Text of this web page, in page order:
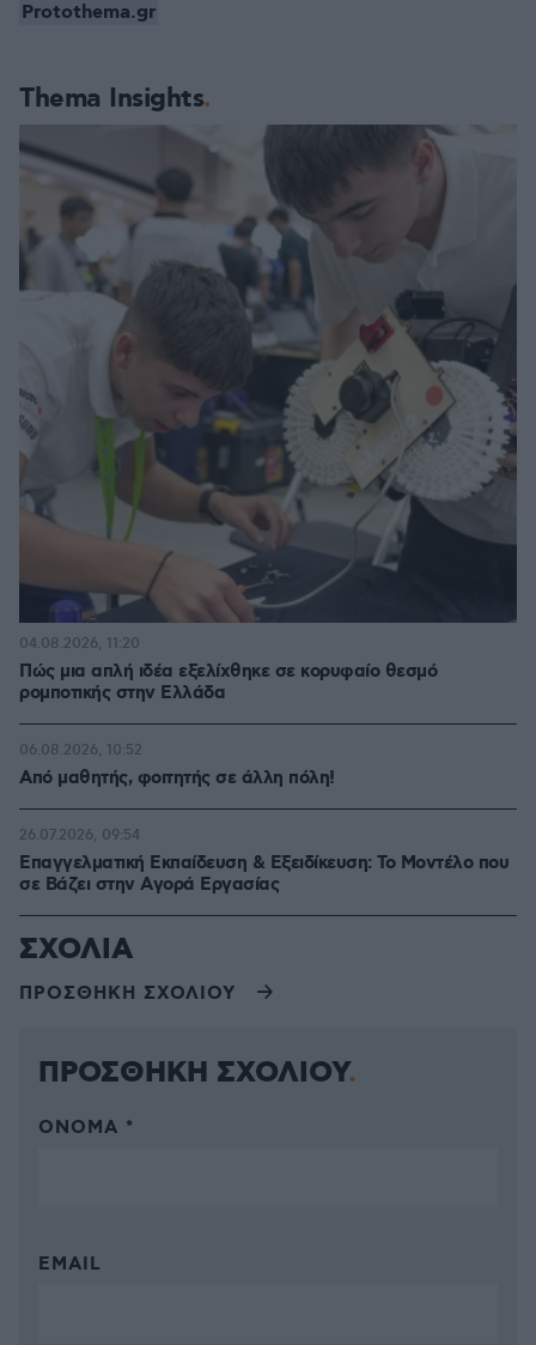
Thema Insights
Πώς μια απλή ιδέα εξελίχθηκε σε κορυφαίο θεσμό
ρομποτικής στην Ελλάδα
04.08.2026, 11:20
Από μαθητής, φοιτητής σε άλλη πόλη!
06.08.2026, 10:52
Επαγγελματική Εκπαίδευση & Εξειδίκευση: Το Mοντέλο που
σε Bάζει στην Aγορά Eργασίας
26.07.2026, 09:54
Protothema.gr
ΣΧΟΛΙΑ
ΠΡΟΣΘΗΚΗ ΣΧΟΛΙΟΥ
ΠΡΟΣΘΗΚΗ ΣΧΟΛΙΟΥ
ΌΝΟΜΑ *
EMAIL